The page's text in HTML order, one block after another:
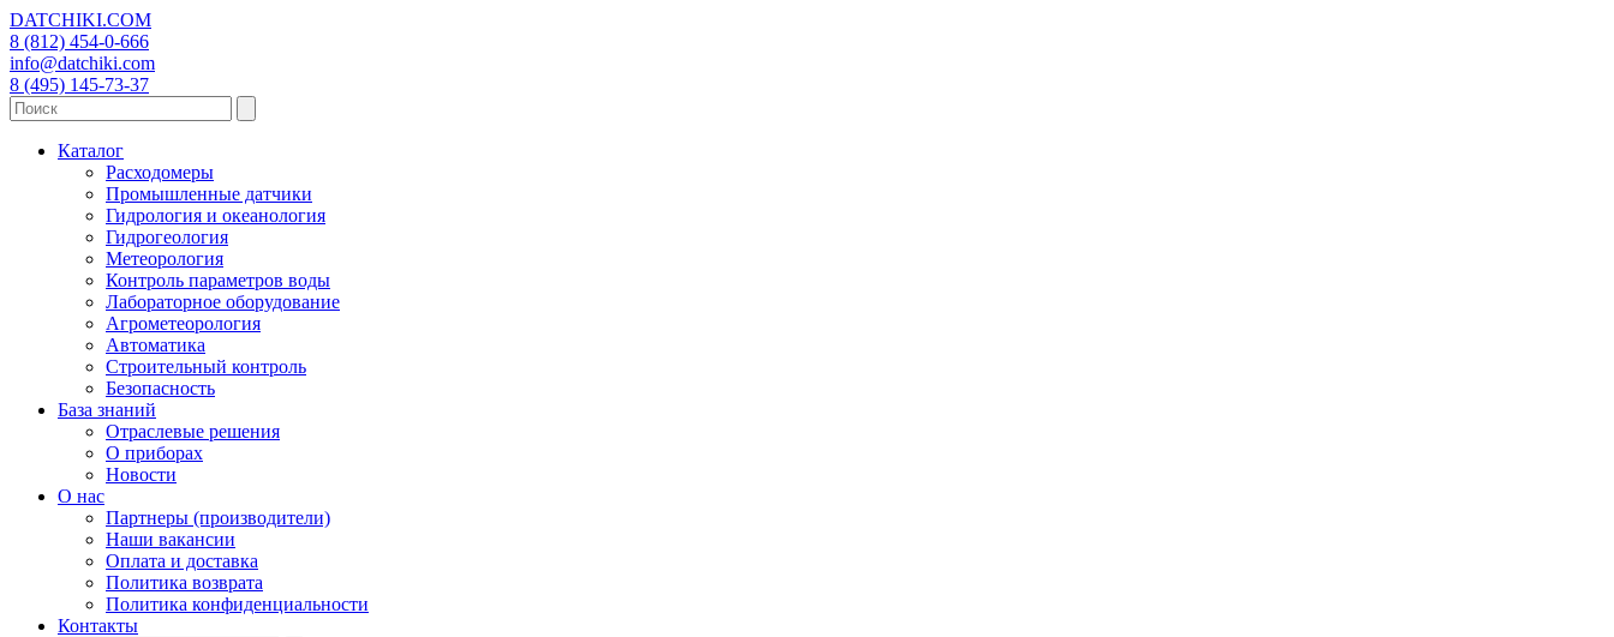
DATCHIKI.COM
8 (812) 454-0-666
info@datchiki.com
8 (495) 145-73-37
Каталог
Расходомеры
Промышленные датчики
Гидрология и океанология
Гидрогеология
Метеорология
Контроль параметров воды
Лабораторное оборудование
Агрометеорология
Автоматика
Строительный контроль
Безопасность
База знаний
Отраслевые решения
О приборах
Новости
О нас
Партнеры (производители)
Наши вакансии
Оплата и доставка
Политика возврата
Политика конфиденциальности
Контакты